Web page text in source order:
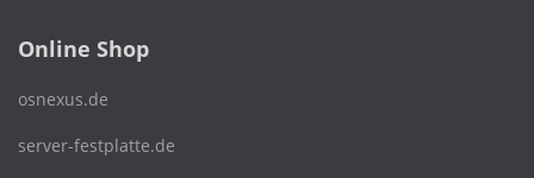
Online Shop
osnexus.de
server-festplatte.de